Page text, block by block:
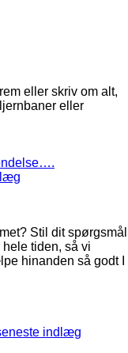
eller skriv om alt,
eller
Stil dit spørgsmål
tiden, så vi
hinanden så godt I
indlæg